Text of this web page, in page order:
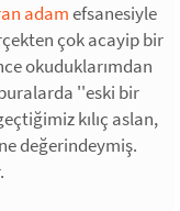
adamefsanesiyle
çok acayip bir
okuduklarımdan
''eski bir
kılıç aslan,
değerindeymiş.